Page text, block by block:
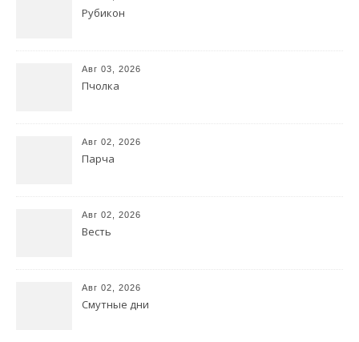
Рубикон
Авг 03, 2026
Пчолка
Авг 02, 2026
Парча
Авг 02, 2026
Весть
Авг 02, 2026
Смутные дни